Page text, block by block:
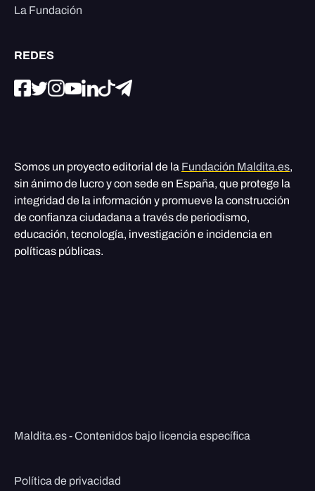
La Fundación
REDES
Somos un proyecto editorial de la Fundación Maldita.es,
sin ánimo de lucro y con sede en España, que protege la
integridad de la información y promueve la construcción
de confianza ciudadana a través de periodismo,
educación, tecnología, investigación e incidencia en
políticas públicas.
Maldita.es - Contenidos bajo licencia específica
Política de privacidad